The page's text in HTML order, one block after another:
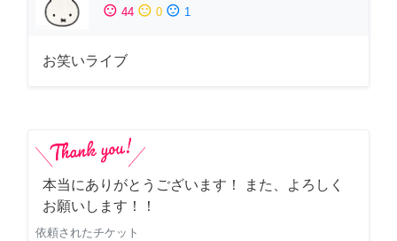
sentiment_satisfied 44 sentiment_neutral 0 sentiment_dissatisfied 1
お笑いライブ
本当にありがとうございます！ また、よろしく
お願いします！！
依頼されたチケット